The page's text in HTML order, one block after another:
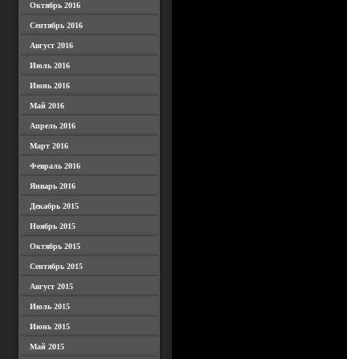
Октябрь 2016
Сентябрь 2016
Август 2016
Июль 2016
Июнь 2016
Май 2016
Апрель 2016
Март 2016
Февраль 2016
Январь 2016
Декабрь 2015
Ноябрь 2015
Октябрь 2015
Сентябрь 2015
Август 2015
Июль 2015
Июнь 2015
Май 2015